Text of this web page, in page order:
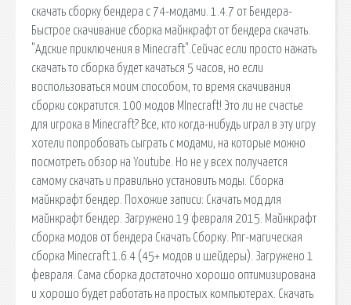
скачать сборку бендера с 74-модами. 1.4.7 от Бендера-
Быстрое скачивание сборка майнкрафт от бендера скачать.
"Адские приключения в Minecraft".Сейчас если просто нажать
скачать то сборка будет качаться 5 часов, но если
воспользоваться моим способом, то время скачивания
сборки сократится. 100 модов MInecraft! Это ли не счастье
для игрока в Minecraft? Все, кто когда-нибудь играл в эту игру
хотели попробовать сыграть с модами, на которые можно
посмотреть обзор на Youtube. Но не у всех получается
самому скачать и правильно установить моды. Сборка
майнкрафт бендер. Похожие записи: Скачать мод для
майнкрафт бендер. Загружено 19 февраля 2015. Майнкрафт
сборка модов от бендера Скачать Сборку. Рпг-магическая
сборка Minecraft 1.6.4 (45+ модов и шейдеры). Загружено 1
февраля. Сама сборка достаточно хорошо оптимизирована
и хорошо будет работать на простых компьютерах. Скачать